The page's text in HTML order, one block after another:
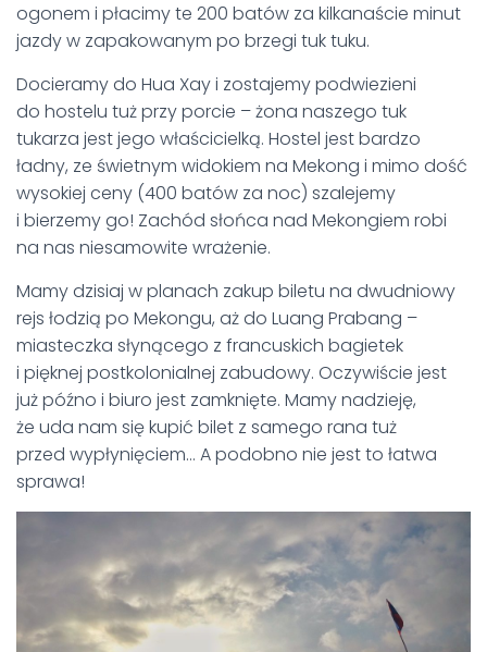
ogonem i płacimy te 200 batów za kilkanaście minut
jazdy w zapakowanym po brzegi tuk tuku.
Docieramy do Hua Xay i zostajemy podwiezieni
do hostelu tuż przy porcie – żona naszego tuk
tukarza jest jego właścicielką. Hostel jest bardzo
ładny, ze świetnym widokiem na Mekong i mimo dość
wysokiej ceny (400 batów za noc) szalejemy
i bierzemy go! Zachód słońca nad Mekongiem robi
na nas niesamowite wrażenie.
Mamy dzisiaj w planach zakup biletu na dwudniowy
rejs łodzią po Mekongu, aż do Luang Prabang –
miasteczka słynącego z francuskich bagietek
i pięknej postkolonialnej zabudowy. Oczywiście jest
już późno i biuro jest zamknięte. Mamy nadzieję,
że uda nam się kupić bilet z samego rana tuż
przed wypłynięciem… A podobno nie jest to łatwa
sprawa!